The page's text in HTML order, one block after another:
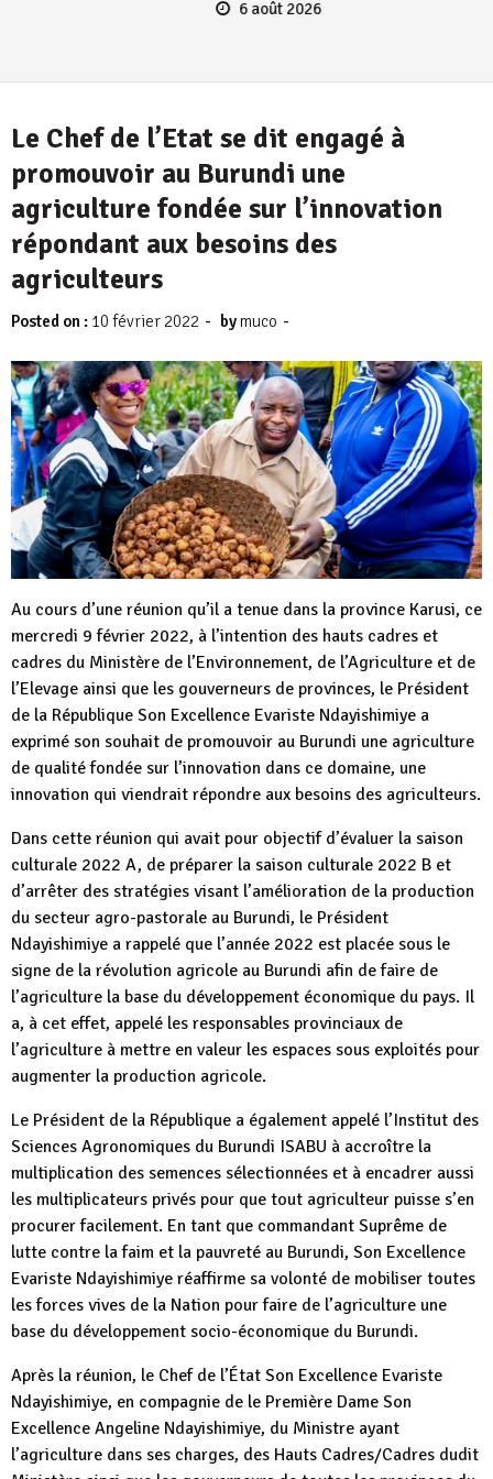
6 août 2026
Le Chef de l’Etat se dit engagé à
promouvoir au Burundi une
agriculture fondée sur l’innovation
répondant aux besoins des
agriculteurs
Posted on : 10 février 2022 - bymuco -
Au cours d’une réunion qu’il a tenue dans la province Karusi, ce
mercredi 9 février 2022, à l’intention des hauts cadres et
cadres du Ministère de l’Environnement, de l’Agriculture et de
l’Elevage ainsi que les gouverneurs de provinces, le Président
de la République Son Excellence Evariste Ndayishimiye a
exprimé son souhait de promouvoir au Burundi une agriculture
de qualité fondée sur l’innovation dans ce domaine, une
innovation qui viendrait répondre aux besoins des agriculteurs.
Dans cette réunion qui avait pour objectif d’évaluer la saison
culturale 2022 A, de préparer la saison culturale 2022 B et
d’arrêter des stratégies visant l’amélioration de la production
du secteur agro-pastorale au Burundi, le Président
Ndayishimiye a rappelé que l’année 2022 est placée sous le
signe de la révolution agricole au Burundi afin de faire de
l’agriculture la base du développement économique du pays. Il
a, à cet effet, appelé les responsables provinciaux de
l’agriculture à mettre en valeur les espaces sous exploités pour
augmenter la production agricole.
Le Président de la République a également appelé l’Institut des
Sciences Agronomiques du Burundi ISABU à accroître la
multiplication des semences sélectionnées et à encadrer aussi
les multiplicateurs privés pour que tout agriculteur puisse s’en
procurer facilement. En tant que commandant Suprême de
lutte contre la faim et la pauvreté au Burundi, Son Excellence
Evariste Ndayishimiye réaffirme sa volonté de mobiliser toutes
les forces vives de la Nation pour faire de l’agriculture une
base du développement socio-économique du Burundi.
Après la réunion, le Chef de l’État Son Excellence Evariste
Ndayishimiye, en compagnie de le Première Dame Son
Excellence Angeline Ndayishimiye, du Ministre ayant
l’agriculture dans ses charges, des Hauts Cadres/Cadres dudit